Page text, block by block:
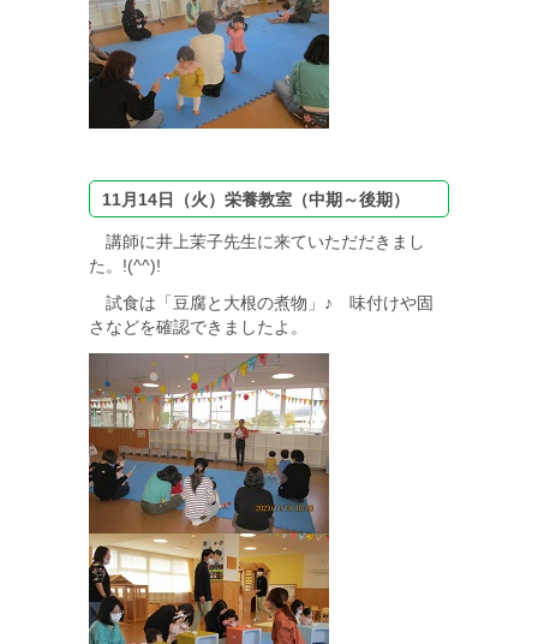
11月14日（火）栄養教室（中期～後期）
講師に井上茉子先生に来ていただだきまし
た。!(^^)!
試食は「豆腐と大根の煮物」♪ 味付けや固
さなどを確認できましたよ。